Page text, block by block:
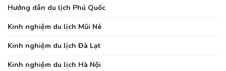
Hướng dẫn du lịch Phú Quốc
Kinh nghiệm du lịch Mũi Né
Kinh nghiệm du lịch Đà Lạt
Kinh nghiệm du lịch Hà Nội